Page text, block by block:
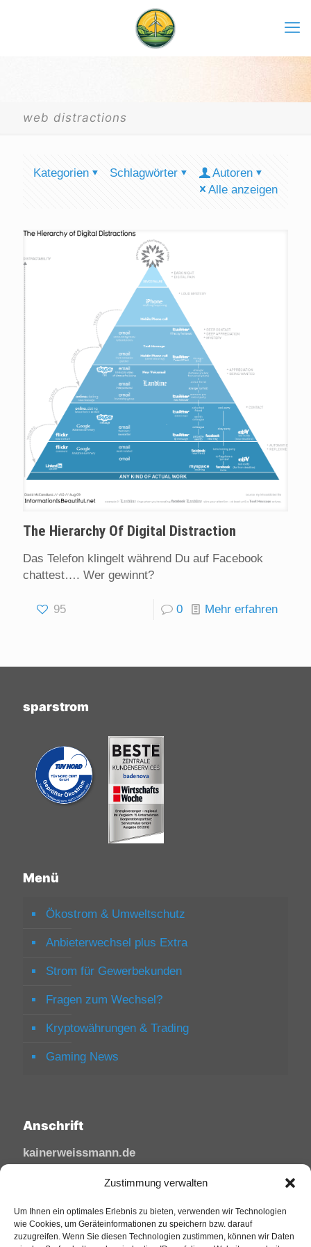
Zustimmung verwalten
Um Ihnen ein optimales Erlebnis zu bieten, verwenden wir Technologien
wie Cookies, um Geräteinformationen zu speichern bzw. darauf
zuzugreifen. Wenn Sie diesen Technologien zustimmen, können wir Daten
web distractions
Kategorien Schlagwörter
Autoren
Alle anzeigen
The Hierarchy Of Digital Distraction
Das Telefon klingelt während Du auf Facebook
chattest…. Wer gewinnt?
95 0 Mehr erfahren
sparstrom
Menü
Ökostrom & Umweltschutz
Anbieterwechsel plus Extra
Strom für Gewerbekunden
Fragen zum Wechsel?
Kryptowährungen & Trading
Gaming News
Anschrift
kainerweissmann.de
Linzhausenstraße
Deutschland
Tel: 02644/945 81 88